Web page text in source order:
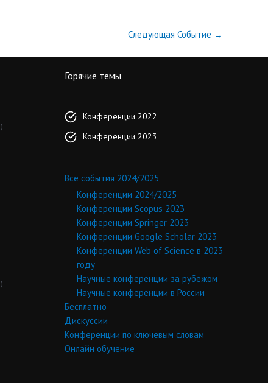
Следующая Событие →
Горячие темы
Конференции 2022
Конференции 2023
Все события 2024/2025
Конференции 2024/2025
Конференции Scopus 2023
Конференции Springer 2023
Конференции Google Scholar 2023
Конференции Web of Science в 2023
году
Научные конференции за рубежом
Научные конференции в России
Бесплатно
Дискуссии
Конференции по ключевым словам
Онлайн обучение